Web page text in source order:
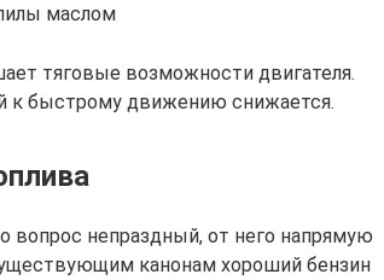
маслом
тяговые возможности двигателя.
к быстрому движению снижается.
вопрос непраздный, от него напрямую
канонам хороший бензин